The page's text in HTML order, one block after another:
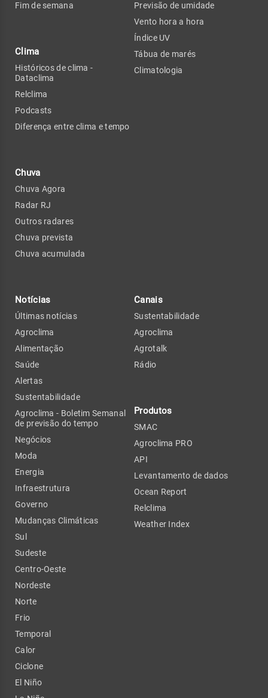
Fim de semana
Clima
Históricos de clima -
Dataclima
Relclima
Podcasts
Diferença entre clima e tempo
Chuva
Chuva Agora
Radar RJ
Outros radares
Chuva prevista
Chuva acumulada
Previsão de umidade
Vento hora a hora
Índice UV
Tábua de marés
Climatologia
Notícias
Últimas notícias
Agroclima
Alimentação
Saúde
Alertas
Sustentabilidade
Agroclima - Boletim Semanal
de previsão do tempo
Negócios
Moda
Energia
Infraestrutura
Governo
Mudanças Climáticas
Sul
Sudeste
Centro-Oeste
Nordeste
Norte
Frio
Temporal
Calor
Ciclone
El Niño
Canais
Sustentabilidade
Agroclima
Agrotalk
Rádio
Produtos
SMAC
Agroclima PRO
API
Levantamento de dados
Ocean Report
Relclima
Weather Index